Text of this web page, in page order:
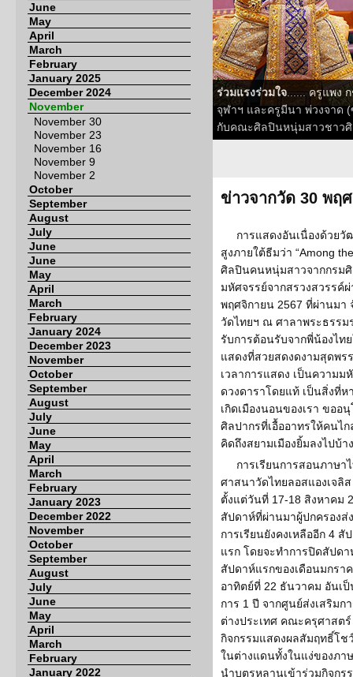
June
May
April
March
February
January 2025
December 2024
November
November 30
November 23
November 16
November 9
November 2
October
September
August
July
June
June
May
April
March
February
January 2024
December 2023
November
October
September
August
July
June
May
April
March
February
January 2023
December 2022
November
October
September
August
July
June
May
April
March
February
January 2022
ร่วมแรงร่วมใจ...... ครูแพง
จุฬาฯ และครูมีนา พ่วงจาด
กับคณะศิลปินหนุ่มสาวชาวศิ
ข่าวจากวัด 30 พฤ
การแสดงอันเนื่องด้วย
สูงภายใต้ธีมว่า “Among
ศิลปินคนหนุ่มสาวจากกรมศิ
มหัศจรรย์จากสรวงสวรรค์
พฤศจิกายน 2567 ที่ผ่านมา
วัดไทยฯ ณ ศาลาพระธรร
รับการต้อนรับจากพี่น้องไท
แสดงที่สวยสดงดงามสุดพ
เวลาการแสดง เป็นความม
ดวงดาราโดยแท้ เป็นสิ่งที่
เกิดเมืองนอนของเรา ขอ
ศิลปากรที่เอื้ออาทรให้คนไ
คิดถึงสยามเมืองยิ้มลงไปบ้าง
การเรียนการสอนภาษ
ศาสนาวัดไทยลอสแองเจลิ
ตั้งแต่วันที่ 17-18 สิงหาคม
สัปดาห์ที่ผ่านมาผู้ปกครองส่
การเรียนยังคงเหลืออีก 4
แรก โดยจะทำการปิดสัปด
สัปดาห์แรกของเดือนมกรา
อาทิตย์ที่ 22 ธันวาคม อันเ
การ 1 ปี จากศูนย์ส่งเสริม
ต่างประเทศ คณะครุศาสต
กิจกรรมแสดงผลสัมฤทธิ์โช
ในต่างแดนทั้งในแง่ของภ
นำบุตรหลานเข้าร่วมกิจกร